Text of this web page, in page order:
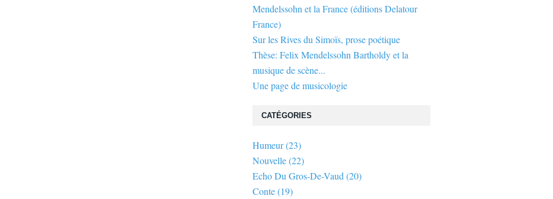
Mendelssohn et la France (éditions Delatour
France)
Sur les Rives du Simoïs, prose poétique
Thèse: Felix Mendelssohn Bartholdy et la
musique de scène...
Une page de musicologie
CATÉGORIES
Humeur(23)
Nouvelle(22)
Echo Du Gros-De-Vaud (20)
Conte(19)